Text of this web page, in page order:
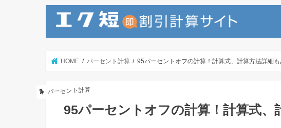
HOME パーセント計算 95パーセントオフの計算！計算式、計算方法詳細も
パーセント計算
95パーセントオフの計算！計算式、